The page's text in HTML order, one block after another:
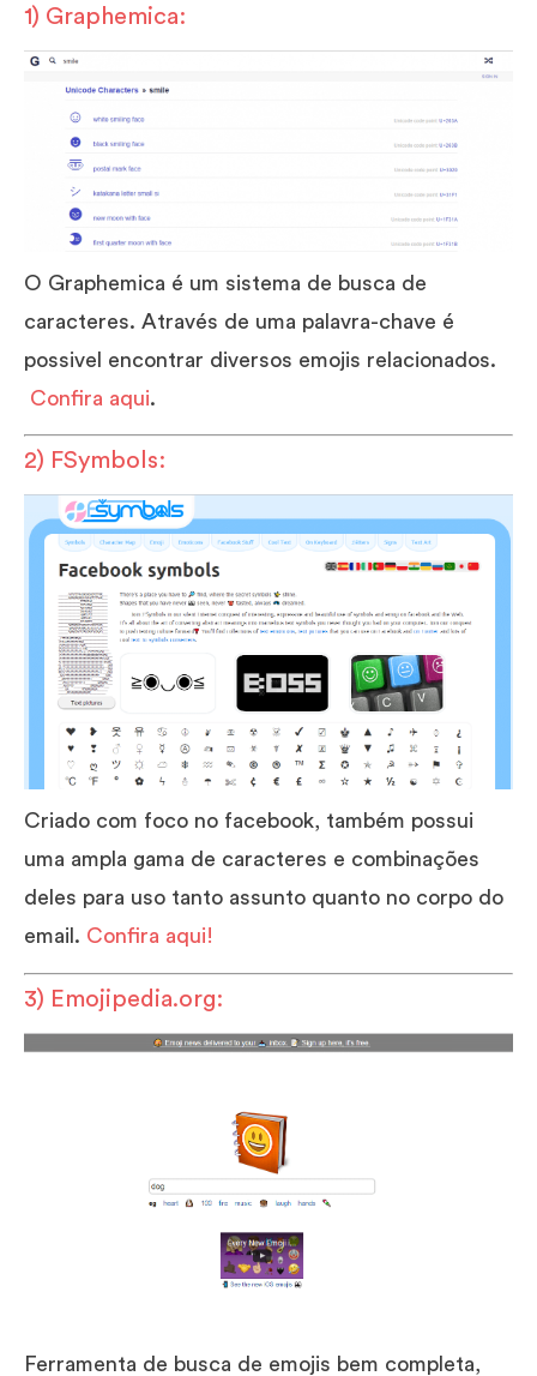
1) Graphemica:
O Graphemica é um sistema de busca de
caracteres. Através de uma palavra-chave é
possivel encontrar diversos emojis relacionados.
Confira aqui.
2) FSymbols:
Criado com foco no facebook, também possui
uma ampla gama de caracteres e combinações
deles para uso tanto assunto quanto no corpo do
email. Confira aqui!
3) Emojipedia.org:
Ferramenta de busca de emojis bem completa,